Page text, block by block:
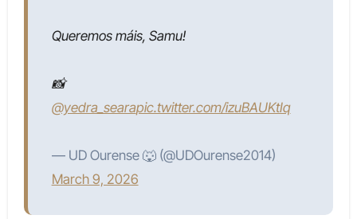
Queremos máis, Samu!
📸
@yedra_searapic.twitter.com/izuBAUKtIq
— UD Ourense 🐺 (@UDOurense2014)
March 9, 2026